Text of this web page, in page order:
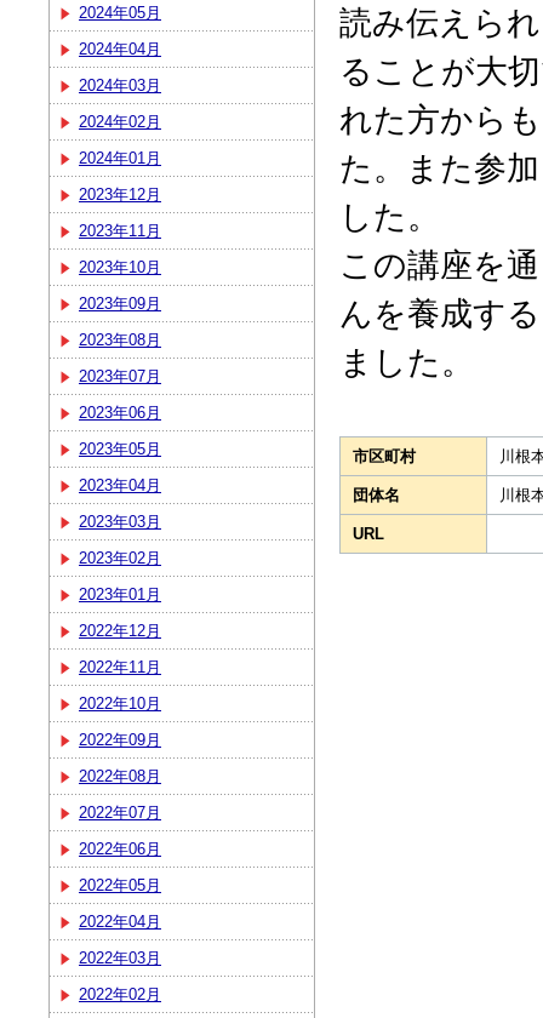
2024年05月
2024年04月
2024年03月
2024年02月
2024年01月
2023年12月
2023年11月
2023年10月
2023年09月
2023年08月
2023年07月
2023年06月
2023年05月
2023年04月
2023年03月
2023年02月
2023年01月
2022年12月
2022年11月
2022年10月
2022年09月
2022年08月
2022年07月
2022年06月
2022年05月
2022年04月
2022年03月
2022年02月
読み伝えら
ることが大
れた方から
た。また参
した。
この講座を
んを養成す
ました。
市区町村 川根
団体名 川根
URL